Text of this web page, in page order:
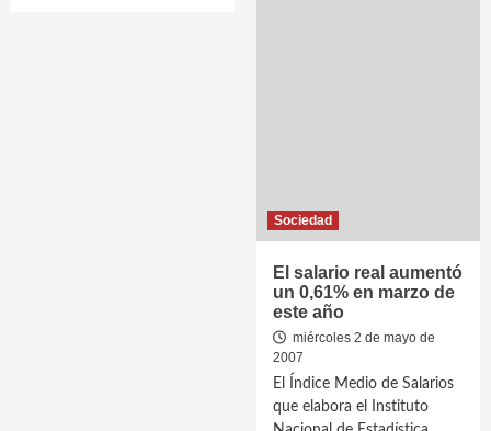
Sociedad
El salario real aumentó
un 0,61% en marzo de
este año
miércoles 2 de mayo de
2007
El Índice Medio de Salarios
que elabora el Instituto